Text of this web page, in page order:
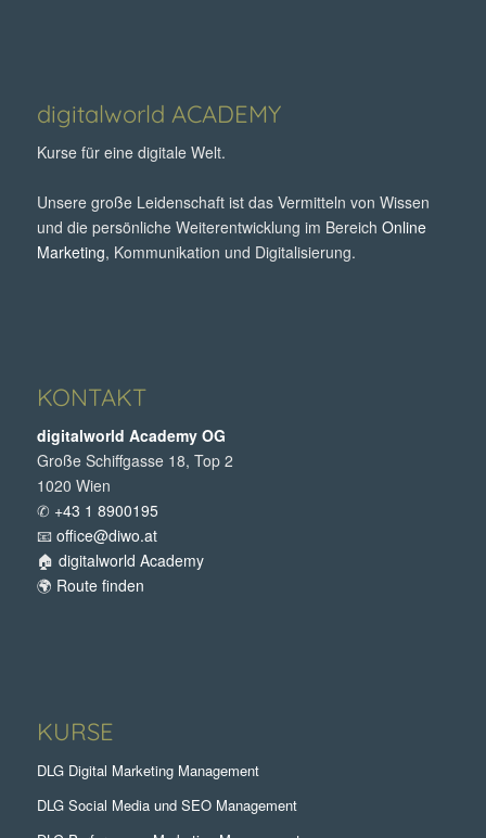
digitalworld ACADEMY
Kurse für eine digitale Welt.
Unsere große Leidenschaft ist das Vermitteln von Wissen
und die persönliche Weiterentwicklung im Bereich Online
Marketing, Kommunikation und Digitalisierung.
KONTAKT
digitalworld Academy OG
Große Schiffgasse 18, Top 2
1020 Wien
✆ +43 1 8900195
📧 office@diwo.at
🏠 digitalworld Academy
🌍 Route finden
KURSE
DLG Digital Marketing Management
DLG Social Media und SEO Management